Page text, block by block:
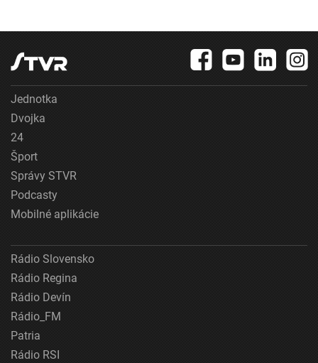
Jednotka
Dvojka
24
Šport
Správy STVR
Podcasty
Mobilné aplikácie
Rádio Slovensko
Rádio Regina
Rádio Devín
Rádio_FM
Patria
Rádio RSI